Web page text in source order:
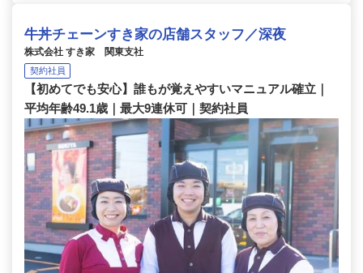
牛丼チェーンすき家の店舗スタッフ／深夜
株式会社 すき家 関東支社
契約社員
【初めてでも安心】誰もが覚えやすいマニュアル確立｜
平均年齢49.1歳｜最大9連休可｜契約社員